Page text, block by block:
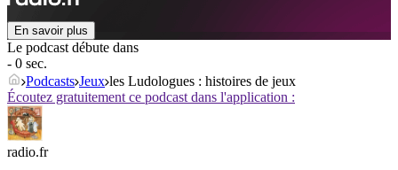
En savoir plus
Le podcast débute dans
- 0 sec.
Podcasts Jeux les Ludologues : histoires de jeux
Écoutez gratuitement ce podcast dans l'application :
radio.fr